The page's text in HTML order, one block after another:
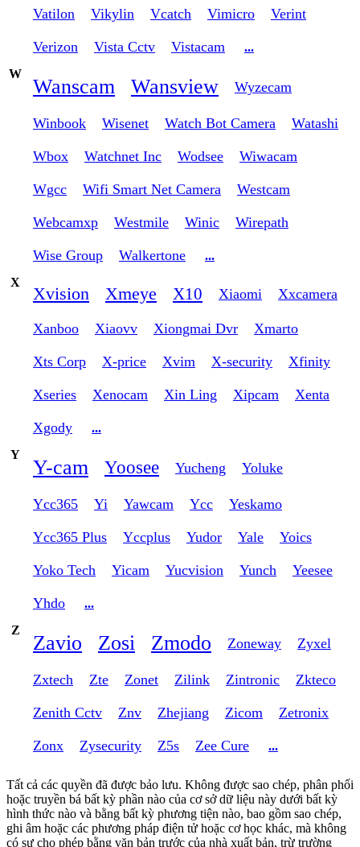
Vatilon Vikylin Vcatch Vimicro Verint
Verizon Vista Cctv Vistacam
...
W
Wanscam Wansview Wyzecam
Winbook Wisenet Watch Bot Camera Watashi
Wbox Watchnet Inc Wodsee Wiwacam
Wgcc Wifi Smart Net Camera Westcam
Webcamxp Westmile Winic Wirepath
Wise Group Walkertone
...
X
Xvision Xmeye X10 Xiaomi Xxcamera
Xanboo Xiaovv Xiongmai Dvr Xmarto
Xts Corp X-price Xvim X-security Xfinity
Xseries Xenocam Xin Ling Xipcam Xenta
Xgody
...
Y
Y-cam Yoosee Yucheng Yoluke
Ycc365 Yi Yawcam Ycc Yeskamo
Ycc365 Plus Yccplus Yudor Yale Yoics
Yoko Tech Yicam Yucvision Yunch Yeesee
Yhdo
...
Z
Zavio Zosi Zmodo Zoneway Zyxel
Zxtech Zte Zonet Zilink Zintronic Zkteco
Zenith Cctv Znv Zhejiang Zicom Zetronix
Zonx Zysecurity Z5s Zee Cure ...
Tất cả các quyền đã được bảo lưu. Không được sao chép, phân phối
hoặc truyền bá bất kỳ phần nào của cơ sở dữ liệu này dưới bất kỳ
hình thức nào và bằng bất kỳ phương tiện nào, bao gồm sao chép,
ghi âm hoặc các phương pháp điện tử hoặc cơ học khác, mà không
có sự cho phép bằng văn bản trước của nhà xuất bản, trừ trường